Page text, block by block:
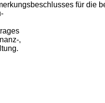
für die
,